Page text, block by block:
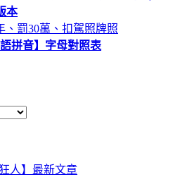
本
、罰30萬、扣駕照牌照
拼音】字母對照表